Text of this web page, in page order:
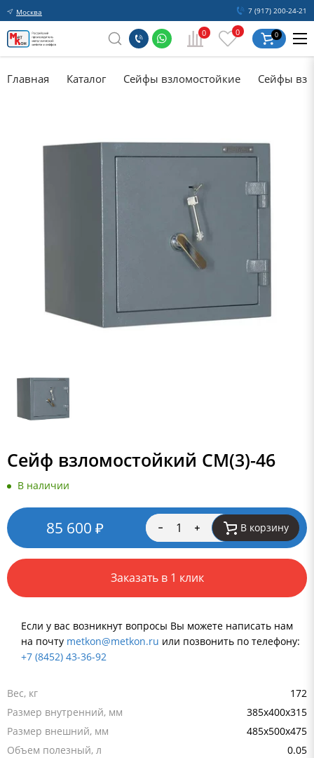
Москва 7 (917) 200-24-21
0 0 0
Главная Каталог Сейфы взломостойкие Сейфы
Сейф взломостойкий СМ(3)-46
В наличии
85 600 ₽ В корзину
Заказать в 1 клик
Если у вас возникнут вопросы Вы можете написать нам
на почту metkon@metkon.ru или позвонить по телефону:
+7 (8452) 43-36-92
Вес, кг
172
Размер внутренний, мм
385x400x315
Размер внешний, мм
485x500x475
Объем полезный, л
0.05